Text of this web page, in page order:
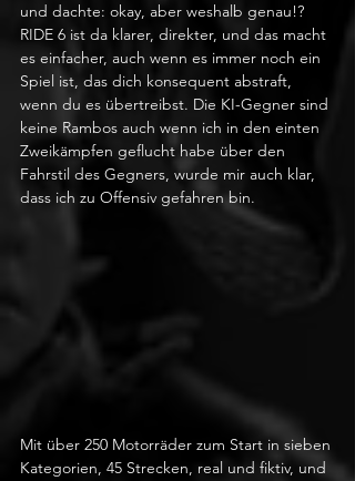
und dachte: okay, aber weshalb genau!?
RIDE 6 ist da klarer, direkter, und das macht
es einfacher, auch wenn es immer noch ein
Spiel ist, das dich konsequent abstraft,
wenn du es übertreibst. Die KI-Gegner sind
keine Rambos auch wenn ich in den einten
Zweikämpfen geflucht habe über den
Fahrstil des Gegners, wurde mir auch klar,
dass ich zu Offensiv gefahren bin.
Mit über 250 Motorräder zum Start in sieben
Kategorien, 45 Strecken, real und fiktiv, und